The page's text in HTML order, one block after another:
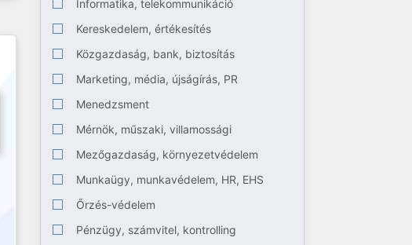
Informatika, telekommunikáció
Kereskedelem, értékesítés
Közgazdaság, bank, biztosítás
Marketing, média, újságírás, PR
Menedzsment
Mérnök, műszaki, villamossági
Mezőgazdaság, környezetvédelem
Munkaügy, munkavédelem, HR, EHS
Őrzés-védelem
Pénzügy, számvitel, kontrolling